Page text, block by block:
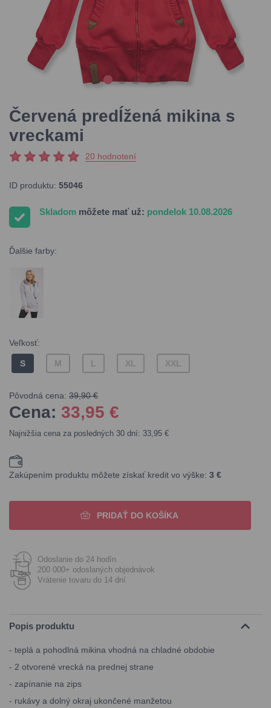
Červená predĺžená mikina s
vreckami
20 hodnotení
ID produktu: 55046
Skladom môžete mať už: pondelok 10.08.2026
Ďalšie farby:
Veľkosť:
S M L XL XXL
Pôvodná cena: 39,90 €
Cena: 33,95 €
Najnižšia cena za posledných 30 dní: 33,95 €
Zakúpením produktu môžete získať kredit vo výške: 3 €
PRIDAŤ DO KOŠÍKA
Odoslanie do 24 hodín
200 000+ odoslaných objednávok
Vrátenie tovaru do 14 dní
Popis produktu
- teplá a pohodlná mikina vhodná na chladné obdobie
- 2 otvorené vrecká na prednej strane
- zapínanie na zips
- rukávy a dolný okraj ukončené manžetou